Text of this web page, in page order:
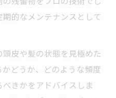
的なメンテナンスとして
皮や髪の状態を見極めた
かどうか、どのような頻度
きかをアドバイスしま